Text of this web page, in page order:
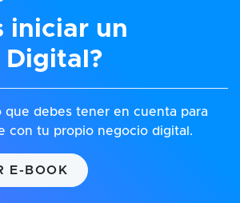
iniciar un
Digital?
que debes tener en cuenta para
con tu propio negocio digital.
E-BOOK